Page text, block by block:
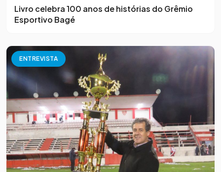
Livro celebra 100 anos de histórias do Grêmio
Esportivo Bagé
ENTREVISTA